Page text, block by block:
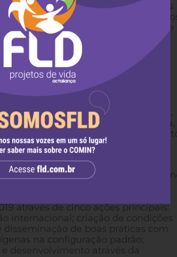
conduzir suas vidas com seus
essa não é a realidade dos
e é falada por esses povos, que
Muitas dessas línguas, porém,
que as falam são
educacional, pobreza,
e violação de direitos
de conhecimento e cultura
de um tipo de tesouro cultural,
mundo e a contribuição ecológica,
que isso, sua perda teria um
ano inteiro às línguas indígenas, a
e promoção das mesmas. O
Indigenous Languages (IYIL2019)
ao longo de todo o ano de
através de cinco ações principais:
internacional; criação de condições
de boas práticas com
na configuração padrão;
desenvolvimento através da